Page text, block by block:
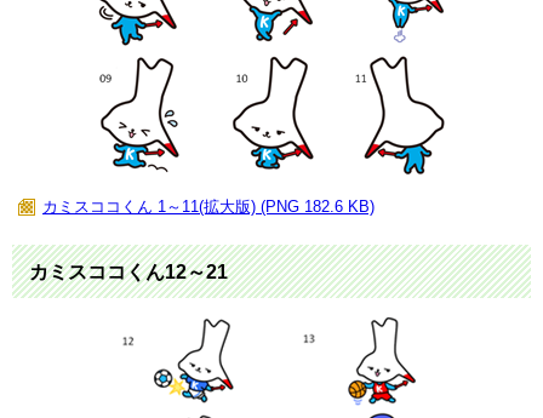
カミスココくん 1～11(拡大版) (PNG 182.6 KB)
カミスココくん12～21